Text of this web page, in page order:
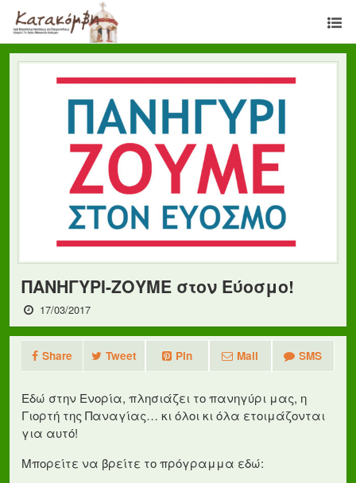
ΠΑΝΗΓΥΡΙ-ΖΟΥΜΕ στον Εύοσμο!
17/03/2017
Share Tweet Pin Mail SMS
Εδώ στην Ενορία, πλησιάζει το πανηγύρι μας, η
Γιορτή της Παναγίας… κι όλοι κι όλα ετοιμάζονται
για αυτό!
Μπορείτε να βρείτε το πρόγραμμα εδώ: